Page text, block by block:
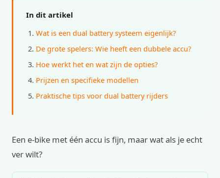
In dit artikel
Wat is een dual battery systeem eigenlijk?
De grote spelers: Wie heeft een dubbele accu?
Hoe werkt het en wat zijn de opties?
Prijzen en specifieke modellen
Praktische tips voor dual battery rijders
Een e-bike met één accu is fijn, maar wat als je echt
ver wilt?